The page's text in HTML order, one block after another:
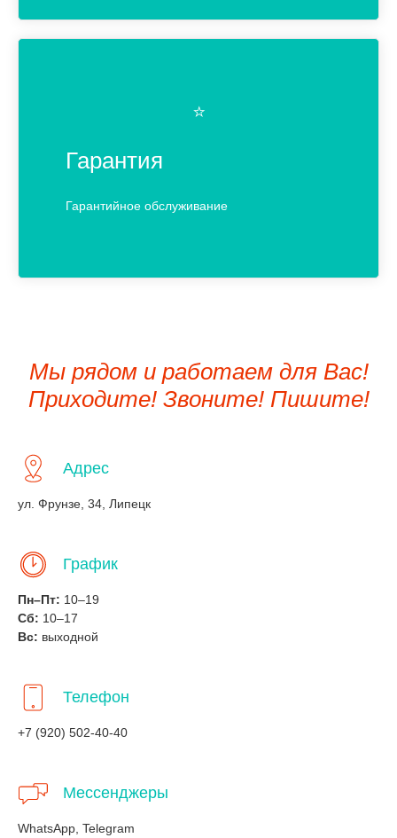
⭐️
Гарантия
Гарантийное обслуживание
Мы рядом и работаем для Вас!
Приходите! Звоните! Пишите!
Адрес
ул. Фрунзе, 34, Липецк
График
Пн–Пт: 10–19
Сб: 10–17
Вс: выходной
Телефон
+7 (920) 502-40-40
Мессенджеры
WhatsApp, Telegram